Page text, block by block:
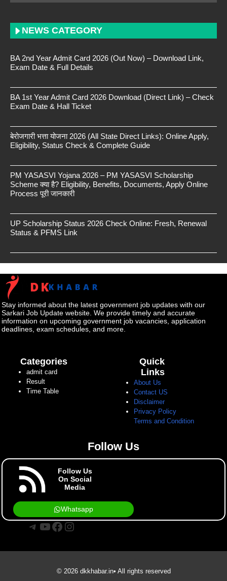
NEWS CATEGORY
BA 2nd Year Admit Card 2026 (Out Now) – Download Link,
Exam Date & Full Details
BA 1st Year Admit Card 2026 Download (Direct Link) – Check
Exam Date & Hall Ticket
बेरोजगारी भत्ता योजना 2026 (All State Direct Links): Online Apply,
Eligibility, Status Check & Complete Guide
PM YASASVI Yojana 2026 – PM YASASVI Scholarship
Scheme क्या है? Eligibility, Benefits, Documents, Apply Online
Process पूरी जानकारी
UP Scholarship Status 2026 Check Online: Fresh, Renewal
Status & PFMS Link
Stay informed about the latest government job updates with our
Sarkari Job Update website. We provide timely and accurate
information on upcoming government job vacancies, application
deadlines, exam schedules, and more.
Categories
admit card
Result
Time Table
Quick
Links
About Us
Contact US
Disclaimer
Privacy Policy
Terms and Condition
Follow Us
Follow Us
On Social
Media
Whatsapp
Telegram
YouTube
Facebook
Instagram
© 2026 dkkhabar.in• All rights reserved